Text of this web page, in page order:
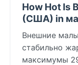
How Hot Is
(США) in
Внешние
стабильно
максимумы